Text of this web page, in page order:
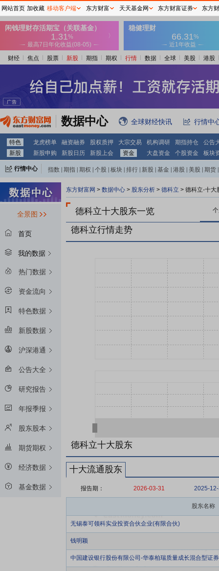
财经 焦点 股票 新股 期指 期权 行情 数据 全球 美股 港股
数据中心 全球财经快讯 行情中
特色 龙虎榜单 融资融券 股权质押 大宗交易 机构调研 期指持仓
公告
新股
新股申购 新股日历 新股上会 资金 大盘资金 个股资金 板块
行情中心 指数 期指 期权 个股 板块 排行 新股 基金 港股 美股 期货
全景图
首页
我的数据
热门数据
资金流向
特色数据
新股数据
沪深港通
公告大全
研究报告
年报季报
股东股本
期货期权
经济数据
基金数据
东方财富网 > 数据中心 > 股东分析 > 德科立 > 德科立-十大
德科立十大股东一览
德科立行情走势
德科立十大股东
十大流通股东
报告期： 2026-03-31 2025-
股东名称
无锡泰可领科实业投资合伙企业(有限合伙)
钱明颖
中国建设银行股份有限公司-华泰柏瑞质量成长混合型证
网站首页 加收藏 移动客户端 东方财富 天天基金网 东方财富证券 东方